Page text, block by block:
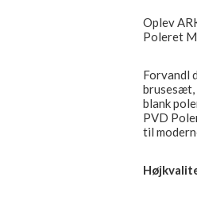
Oplev
Poleret
Forvandl
brusesæt,
blank
PVD
til